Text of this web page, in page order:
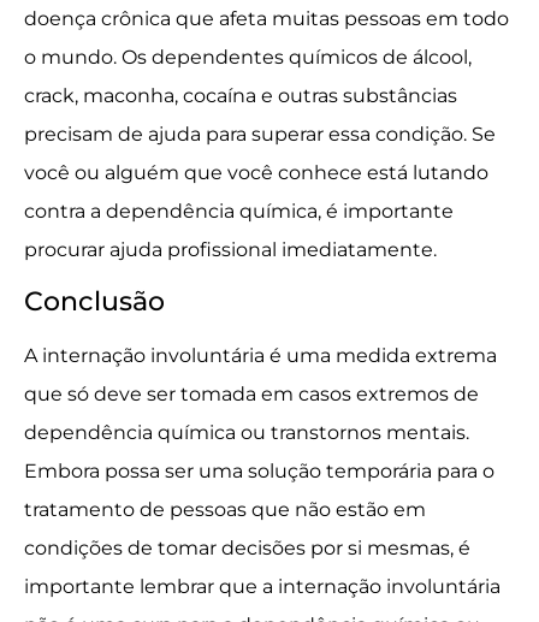
doença crônica que afeta muitas pessoas em todo
o mundo. Os dependentes químicos de álcool,
crack, maconha, cocaína e outras substâncias
precisam de ajuda para superar essa condição. Se
você ou alguém que você conhece está lutando
contra a dependência química, é importante
procurar ajuda profissional imediatamente.
Conclusão
A internação involuntária é uma medida extrema
que só deve ser tomada em casos extremos de
dependência química ou transtornos mentais.
Embora possa ser uma solução temporária para o
tratamento de pessoas que não estão em
condições de tomar decisões por si mesmas, é
importante lembrar que a internação involuntária